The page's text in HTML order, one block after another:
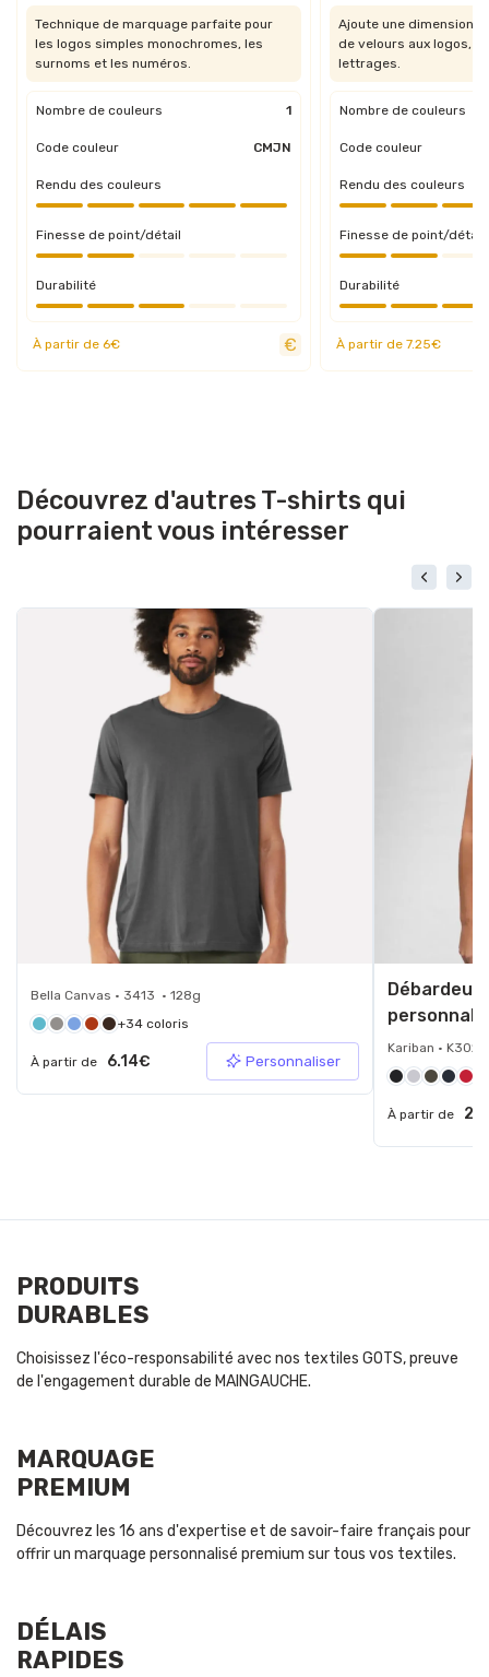
Technique de marquage parfaite pour
les logos simples monochromes, les
surnoms et les numéros.
Nombre de couleurs 1
Code couleur CMJN
Rendu des couleurs
Finesse de point/détail
Durabilité
À partir de 6€
Ajoute une dimension
de velours aux logos,
lettrages.
Nombre de couleurs
Code couleur
Rendu des couleurs
Finesse de point/détail
Durabilité
À partir de 7.25€
Découvrez d'autres T-shirts qui
pourraient vous intéresser
Bella Canvas • 3413 • 128g
+34 coloris
À partir de 6.14€ Personnaliser
Débardeur
Kariban •
À partir de
PRODUITS
DURABLES
Choisissez l'éco-responsabilité avec nos textiles GOTS, preuve
de l'engagement durable de MAINGAUCHE.
MARQUAGE
PREMIUM
Découvrez les 16 ans d'expertise et de savoir-faire français pour
offrir un marquage personnalisé premium sur tous vos textiles.
DÉLAIS
RAPIDES